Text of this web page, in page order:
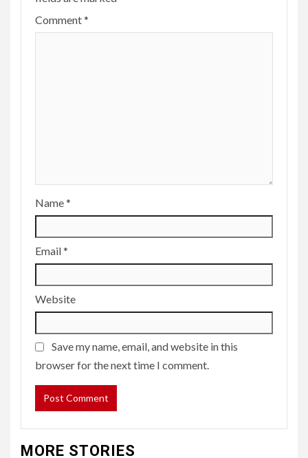
Comment*
Name*
Email*
Website
Save my name, email, and website in this
browser for the next time I comment.
MORE STORIES